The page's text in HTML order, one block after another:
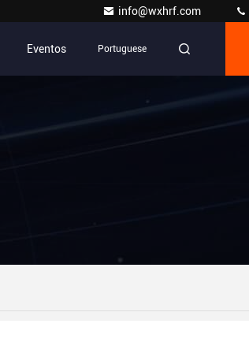
info@wxhrf.com
Eventos Portuguese